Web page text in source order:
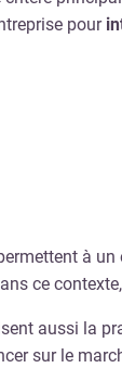
pour
à
ce
aussi la
sur le